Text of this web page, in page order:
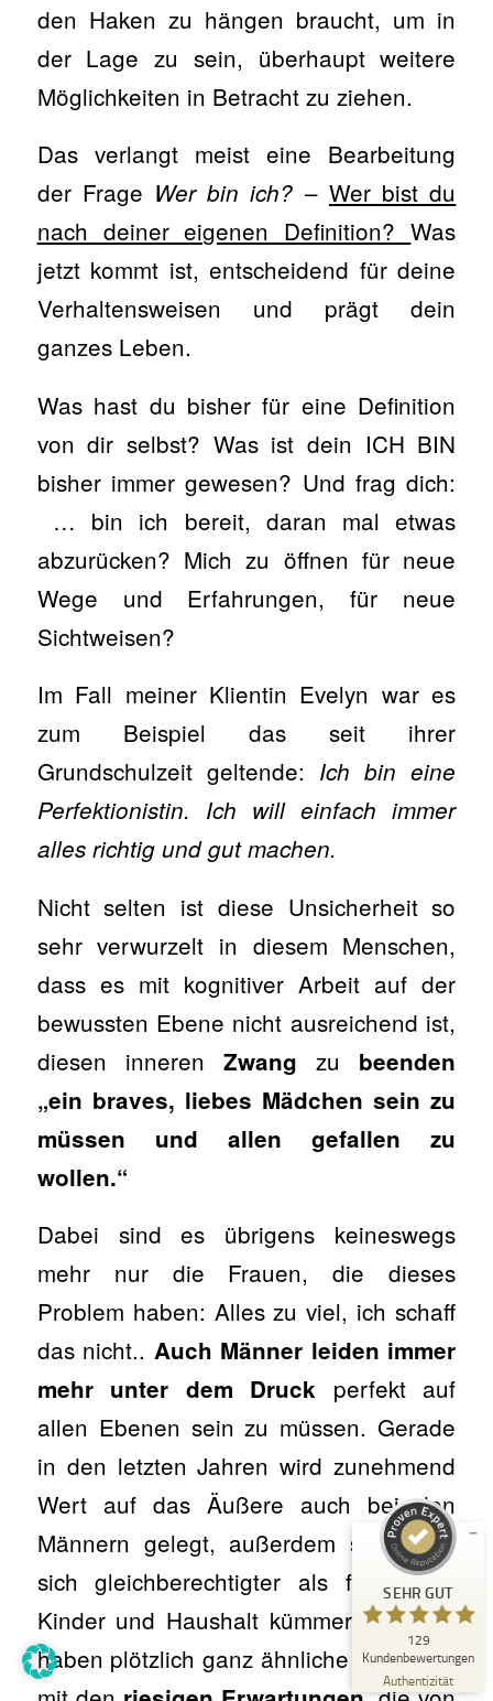
den Haken zu hängen braucht, um in
der Lage zu sein, überhaupt weitere
Möglichkeiten in Betracht zu ziehen.
Das verlangt meist eine Bearbeitung
der Frage Wer bin ich? – Wer bist du
nach deiner eigenen Definition?Was
jetzt kommt ist, entscheidend für deine
Verhaltensweisen und prägt dein
ganzes Leben.
Was hast du bisher für eine Definition
von dir selbst? Was ist dein ICH BIN
bisher immer gewesen? Und frag dich:
… bin ich bereit, daran mal etwas
abzurücken? Mich zu öffnen für neue
Wege und Erfahrungen, für neue
Sichtweisen?
Im Fall meiner Klientin Evelyn war es
zum Beispiel das seit ihrer
Grundschulzeit geltende: Ich bin eine
Perfektionistin. Ich will einfach immer
alles richtig und gut machen.
Nicht selten ist diese Unsicherheit so
sehr verwurzelt in diesem Menschen,
dass es mit kognitiver Arbeit auf der
bewussten Ebene nicht ausreichend ist,
diesen inneren Zwang zu beenden
„ein braves, liebes Mädchen sein zu
müssen und allen gefallen zu
wollen.“
Dabei sind es übrigens keineswegs
mehr nur die Frauen, die dieses
Problem haben: Alles zu viel, ich schaff
das nicht.. Auch Männer leiden immer
mehr unter dem Druck perfekt auf
allen Ebenen sein zu müssen. Gerade
in den letzten Jahren wird zunehmend
Wert auf das Äußere auch bei den
Männern gelegt, außerdem sollen sie
sich gleichberechtigter als früher um
Kinder und Haushalt kümmern und sie
haben plötzlich ganz ähnliche Probleme
SEHR GUT
129
Kundenbewertungen
Authentizität
Kundenbewertungen und Erfahrungen zu
Kerstin Bulligan
100
%
Empfehlungen auf
ProvenExpert.com
4,89
/
5,00
23
Bewertungen auf
ProvenExpert.com
106
Bewertungen von
3
anderen Quellen
Blick aufs ProvenExpert-Profil werfen
15.04.2026